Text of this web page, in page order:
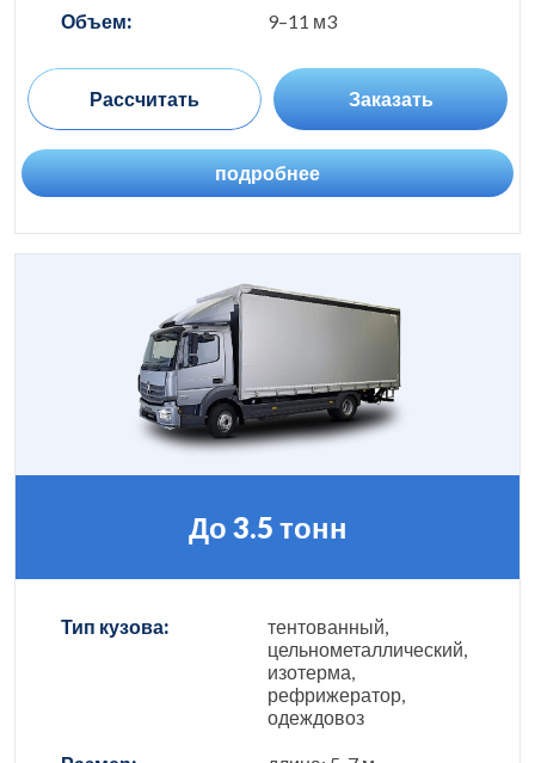
Объем: 9–11 м3
Рассчитать Заказать
подробнее
До 3.5 тонн
Тип кузова:
тентованный,
цельнометаллический,
изотерма,
рефрижератор,
одеждовоз